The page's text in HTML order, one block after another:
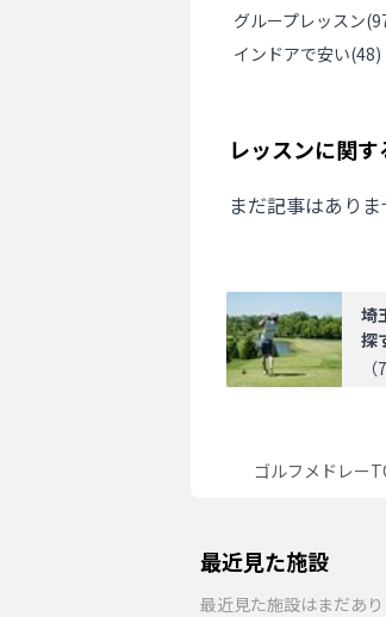
グループレッスン(
インドアで安い(48)
レッスンに関
まだ記事はありま
埼
探
（
ゴルフメドレー
最近見た施設
最近見た施設はまだあり